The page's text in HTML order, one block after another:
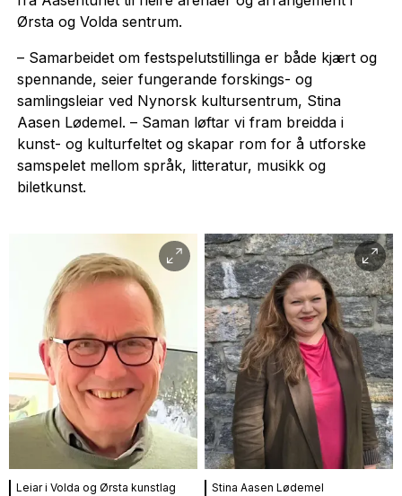
Ørsta og Volda sentrum.
– Samarbeidet om festspelutstillinga er både kjært og
spennande, seier fungerande forskings- og
samlingsleiar ved Nynorsk kultursentrum, Stina
Aasen Lødemel. – Saman løftar vi fram breidda i
kunst- og kulturfeltet og skapar rom for å utforske
samspelet mellom språk, litteratur, musikk og
biletkunst.
Leiar i Volda og Ørsta kunstlag
Stina Aasen Lødemel